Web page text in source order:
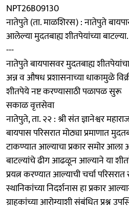
NPT26B09130
नातेपुते (ता. माळशिरस) : नातेपुते
आलेल्या मुदतबाह्य शीतपेयांच्या बाटल्या.
---
नातेपुते बायपासवर मुदतबाह्य
अन्न व औषध प्रशासनाच्या धाकामुळे
शीतपेये नष्ट करण्यासाठी पळापळ सुरू
सकाळ वृत्तसेवा
नातेपुते, ता. २२ : श्री संत ज्ञानेश्वर
बायपास परिसरात मोठ्या प्रमाणात
टाकण्यात आल्याचा प्रकार समोर आला
बाटल्यांचे ढीग आढळून आल्याने या
प्रयत्न करण्यात आल्याची चर्चा
स्थानिकांच्या निदर्शनास हा प्रकार
ग्राहकांच्या आरोग्याशी संबंधित प्रश्न